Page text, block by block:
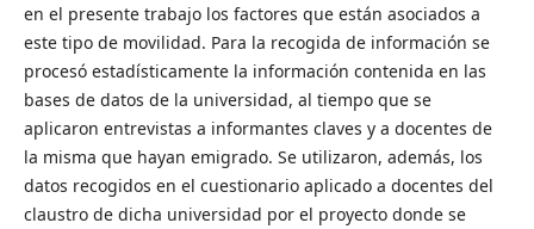
en el presente trabajo los factores que están asociados a
este tipo de movilidad. Para la recogida de información se
procesó estadísticamente la información contenida en las
bases de datos de la universidad, al tiempo que se
aplicaron entrevistas a informantes claves y a docentes de
la misma que hayan emigrado. Se utilizaron, además, los
datos recogidos en el cuestionario aplicado a docentes del
claustro de dicha universidad por el proyecto donde se